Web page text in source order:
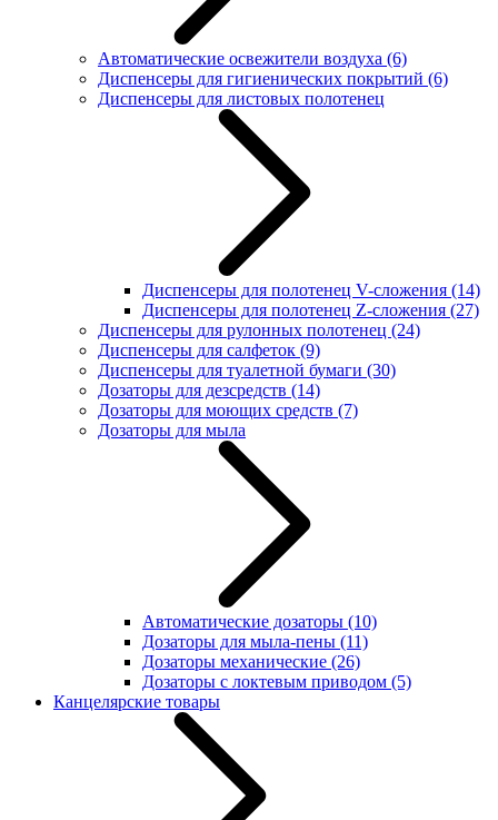
Автоматические освежители воздуха (6)
Диспенсеры для гигиенических покрытий (6)
Диспенсеры для листовых полотенец
Диспенсеры для полотенец V-сложения (14)
Диспенсеры для полотенец Z-сложения (27)
Диспенсеры для рулонных полотенец (24)
Диспенсеры для салфеток (9)
Диспенсеры для туалетной бумаги (30)
Дозаторы для дезсредств (14)
Дозаторы для моющих средств (7)
Дозаторы для мыла
Автоматические дозаторы (10)
Дозаторы для мыла-пены (11)
Дозаторы механические (26)
Дозаторы с локтевым приводом (5)
Канцелярские товары